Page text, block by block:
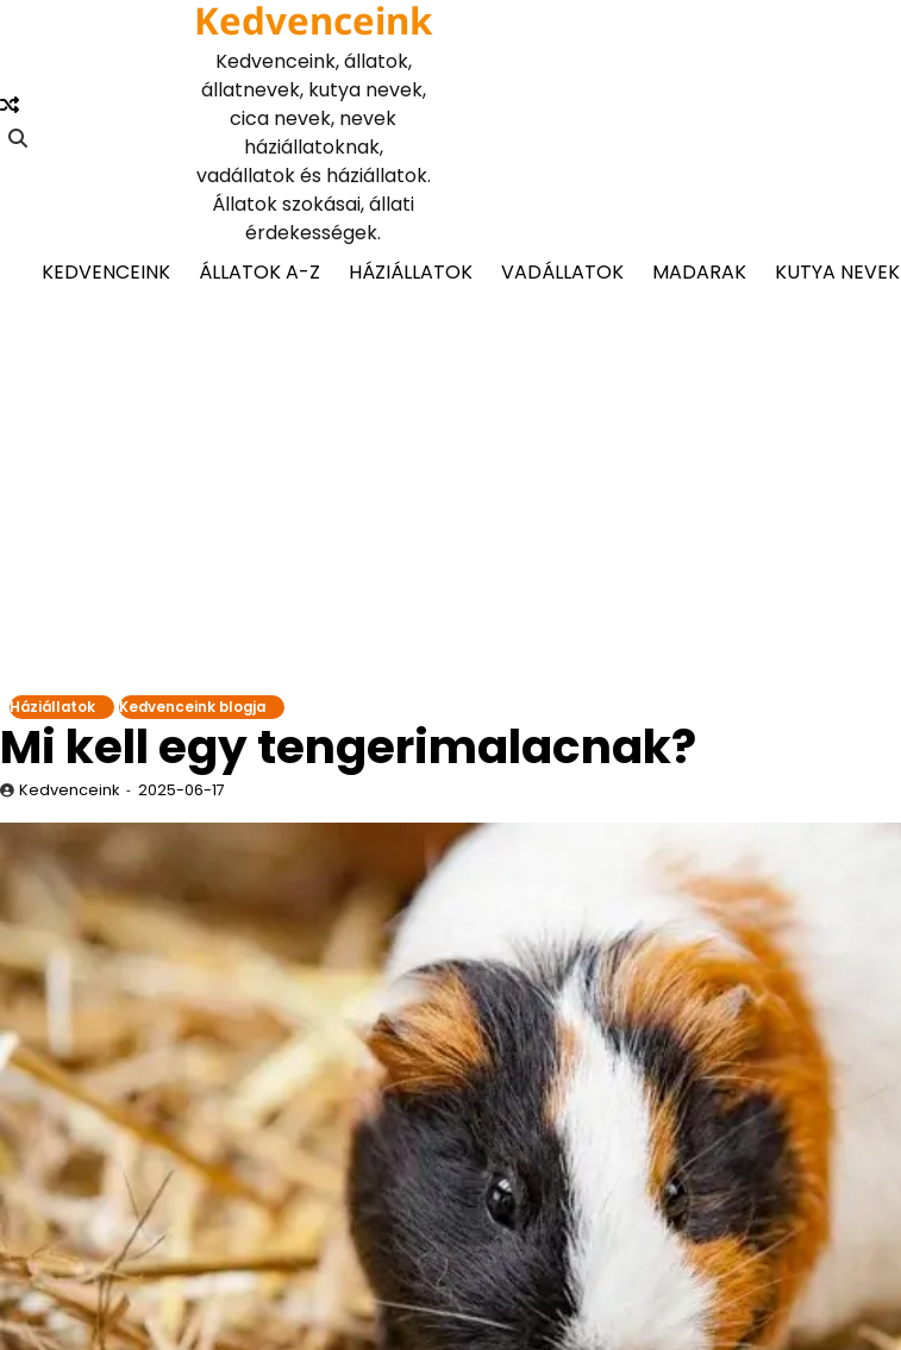
Kedvenceink
Kedvenceink, állatok,
állatnevek, kutya nevek,
cica nevek, nevek
háziállatoknak,
vadállatok és háziállatok.
Állatok szokásai, állati
érdekességek.
KEDVENCEINK
ÁLLATOK A-Z HÁZIÁLLATOK VADÁLLATOK MADARAK KUTYA NEVEK
Háziállatok Kedvenceink blogja
Mi kell egy tengerimalacnak?
Kedvenceink 2025-06-17